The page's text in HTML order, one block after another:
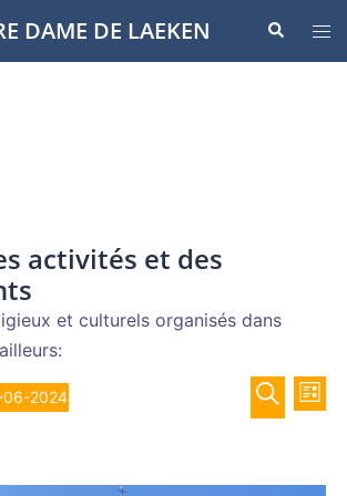
DAME DE LAEKEN
le
activités et des
et culturels organisés dans
et
de
de
LISTE
2024